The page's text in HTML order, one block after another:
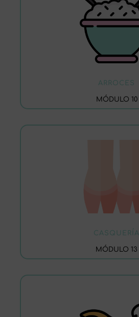
ARROCES
MÓDULO 10
CASQUERÍA
MÓDULO 13